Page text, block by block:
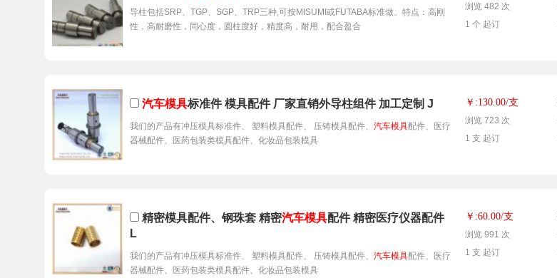
导柱包括SRP、TGP、SGP、TRP三种,可按MISUMI或FUTABA标准做。特点：高刚
性，高耐磨性，同心度，圆柱度好，精度高，耐用，配合盈合
浏览 482 次
1 个 起订
汽车模具标准件 模具配件 厂家直销外导柱组件 加工定制 J
我们的产品有冲压模具标准件、 塑料模具配件、 压铸模具配件、 汽车模具配件、医疗
器械配件、医药包装类模具配件、化妆品包装模具
￥:130.00/支
浏览 723 次
1 支 起订
精密模具配件、钢珠套 精密汽车模具配件 精密医疗仪器配件
L
我们的产品有冲压模具标准件、 塑料模具配件、 压铸模具配件、 汽车模具配件、医疗
器械配件、医药包装类模具配件、化妆品包装模具
￥:60.00/支
浏览 991 次
1 支 起订